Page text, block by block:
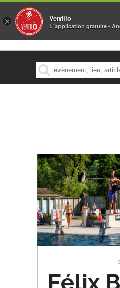
MENU
× Ventilo
L´application gratuite -